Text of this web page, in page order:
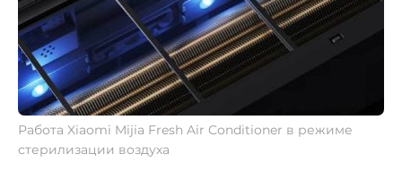
Работа Xiaomi Mijia Fresh Air Conditioner в режиме
стерилизации воздуха